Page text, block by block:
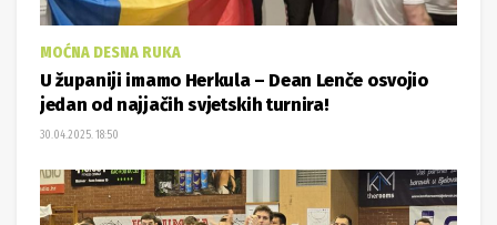
MOĆNA DESNA RUKA
U županiji imamo Herkula – Dean Lenče osvojio
jedan od najjačih svjetskih turnira!
30.04.2025. 18:50